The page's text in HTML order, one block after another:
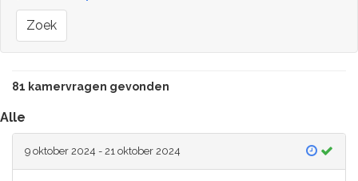
Zoek
81 kamervragen gevonden
Alle
9 oktober 2024 - 21 oktober 2024